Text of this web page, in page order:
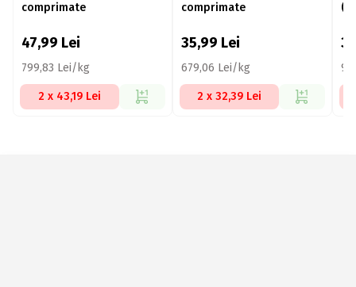
comprimate
47,99 Lei
799,83 Lei/kg
2 x 43,19 Lei
comprimate
35,99 Lei
679,06 Lei/kg
2 x 32,39 Lei